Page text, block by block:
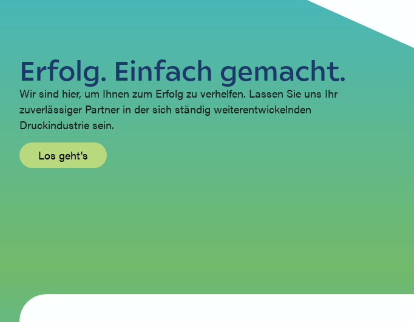
Erfolg. Einfach gemacht.
Wir sind hier, um Ihnen zum Erfolg zu verhelfen. Lassen Sie uns Ihr
zuverlässiger Partner in der sich ständig weiterentwickelnden
Druckindustrie sein.
Los geht's